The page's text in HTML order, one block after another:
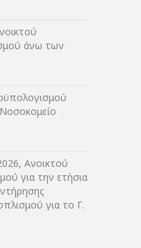
άνω των
Ανοικτού
για την ετήσια
για το Γ.